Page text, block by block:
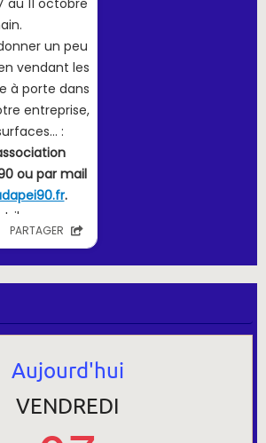
Aujourd'hui
VENDREDI